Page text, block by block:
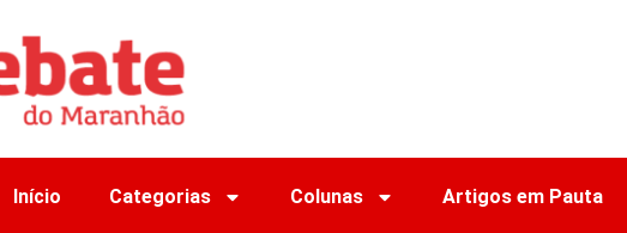
Início Categorias Colunas Artigos em Pauta